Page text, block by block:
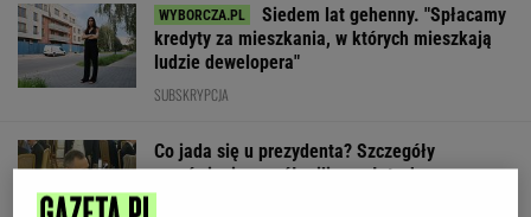
Siedem lat gehenny. "Spłacamy
kredyty za mieszkania, w których mieszkają
ludzie dewelopera"
SUBSKRYPCJA
Co jada się u prezydenta? Szczegóły
zamówienia za pół miliona złotych